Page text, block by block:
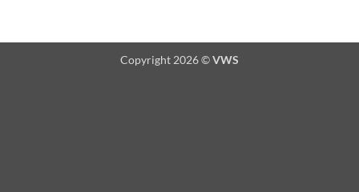
Copyright 2026 ©VWS